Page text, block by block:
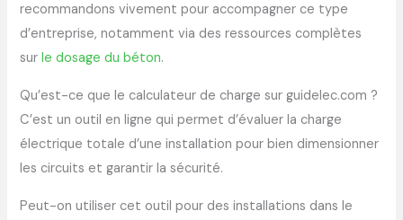
recommandons vivement pour accompagner ce type
d’entreprise, notamment via des ressources complètes
surle dosage du béton.
Qu’est-ce que le calculateur de charge sur guidelec.com ?
C’est un outil en ligne qui permet d’évaluer la charge
électrique totale d’une installation pour bien dimensionner
les circuits et garantir la sécurité.
Peut-on utiliser cet outil pour des installations dans le